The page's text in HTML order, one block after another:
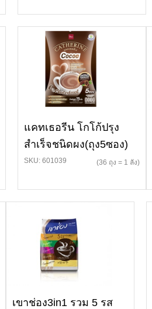
แคทเธอรีน โกโก้ปรุง
สำเร็จชนิดผง(ถุง5ซอง)
SKU: 601039 (36 ถุง = 1 ลัง)
เขาช่อง3in1 รวม 5 รส